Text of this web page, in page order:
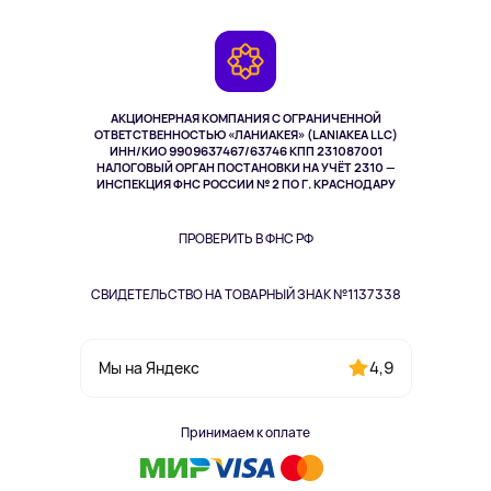
АКЦИОНЕРНАЯ КОМПАНИЯ С ОГРАНИЧЕННОЙ
ОТВЕТСТВЕННОСТЬЮ «ЛАНИАКЕЯ» (LANIAKEA LLC)
ИНН/КИО 9909637467/63746 КПП 231087001
НАЛОГОВЫЙ ОРГАН ПОСТАНОВКИ НА УЧЁТ 2310 —
ИНСПЕКЦИЯ ФНС РОССИИ № 2 ПО Г. КРАСНОДАРУ
ПРОВЕРИТЬ В ФНС РФ
СВИДЕТЕЛЬСТВО НА ТОВАРНЫЙ ЗНАК №1137338
Мы на Яндекс 4,9
Принимаем к оплате
Здоровье питомцев
Одежда и аксессуары